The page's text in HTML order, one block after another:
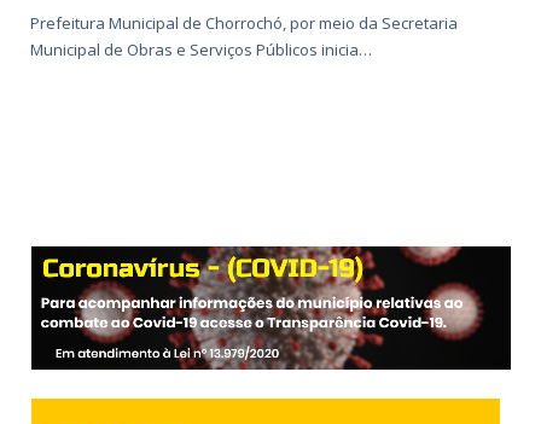
Prefeitura Municipal de Chorrochó, por meio da Secretaria
Municipal de Obras e Serviços Públicos inicia…